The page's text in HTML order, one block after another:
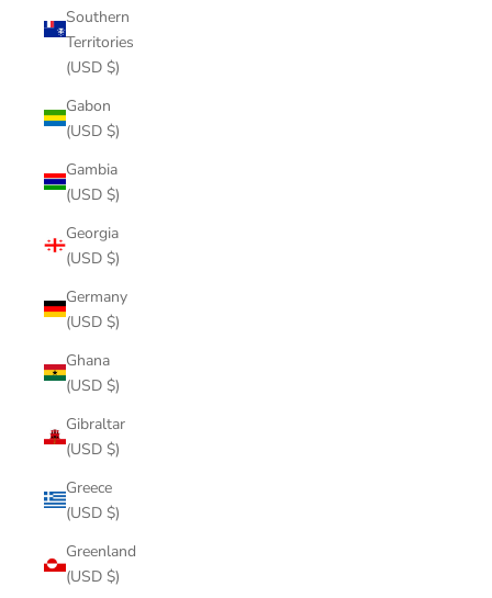
Southern
Territories
(USD $)
Gabon
(USD $)
Gambia
(USD $)
Georgia
(USD $)
Germany
(USD $)
Ghana
(USD $)
Gibraltar
(USD $)
Greece
(USD $)
Greenland
(USD $)